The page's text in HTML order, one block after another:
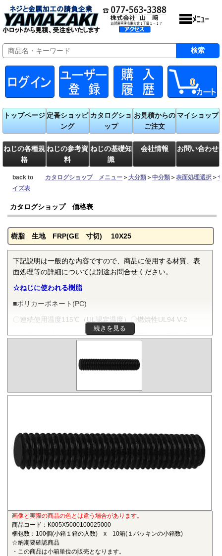
0
トップページ 定番ショッピ
ング
カタログショ
ップ
お見積からの
ご注文
マイショップ
ねじの各種規
格
ねじの参考資
料
ねじの基礎知
識
会社情報 お問い合わせ
back to カタログショップ メニュー ＞大分類 ＞中分類 ＞表面処理選択 ＞
イズ表
カタログショップ 価格表
樹脂 生地 FRP(GE 寸切) 10X25
下記説明は一般的な内容ですので、商品に使用する材質、表
面処理等の詳細については別途お問合せください。
☆ねじに使われる樹脂
■ポリカーボネート(PC)
〇連続使用温度115℃（UL認定温度）〇燃焼性UL94 V-2
ポリカーボネートは非晶性のエンジニアリングプラスチッ
どをバランスよく備え、かつ透明で自己消火性を示すことか
ら、電気・電子分野から自動車、医療分野にいたるまで、幅
■ポリフェニレンサルファイド(PPS)
す。優れた耐熱性を有し、高温度雰囲気中で長時間使用して
も物性劣化はほとんどありません。また、耐薬品性、機械的
特性、電気的特性、および寸法安定性にも優れ、電気・電子
部品、自動車部品、化学機械部品などに用いられています。
ポリアミドMXD6をベースポリマーとし、ガラス繊維50%で
強化した結晶性のエンジニアリングプラスチックです。エン
プラの中で最も大きい強度・弾性率を有し、耐油性や耐熱性
にも優れることから、金属の代替材料として自動車等輸送機
続きを見る
画像と実際の商品の色とは違う場合があります。
商品コード：K005X5000100025000
梱包数：100個(小箱１箱の入数) x 10箱(１パッキンの小箱数)
☆納期要確認商品
・この商品は小箱単位の販売となります。